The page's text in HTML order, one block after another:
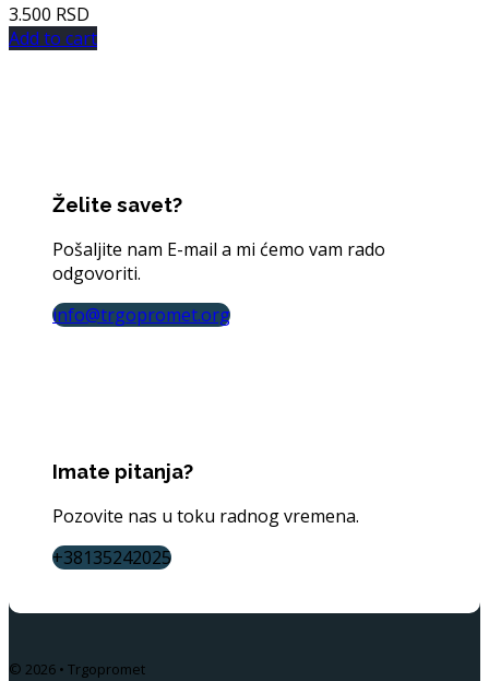
3.500 RSD
Add to cart
Želite savet?
Pošaljite nam E-mail a mi ćemo vam rado
odgovoriti.
info@trgopromet.org
Imate pitanja?
Pozovite nas u toku radnog vremena.
+38135242025
© 2026 • Trgopromet